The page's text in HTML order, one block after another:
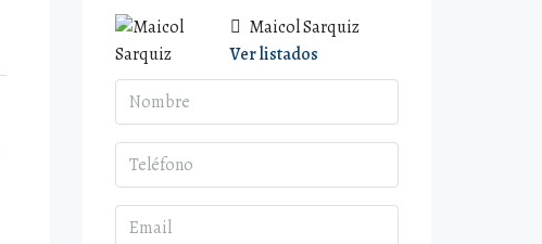
Maicol Sarquiz
Ver listados